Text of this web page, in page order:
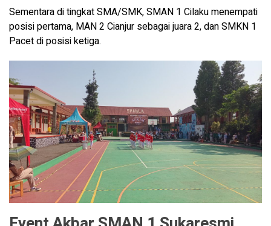
Sementara di tingkat SMA/SMK, SMAN 1 Cilaku menempati
posisi pertama, MAN 2 Cianjur sebagai juara 2, dan SMKN 1
Pacet di posisi ketiga.